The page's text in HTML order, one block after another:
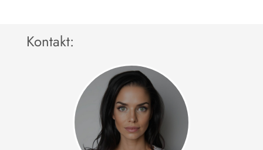
Kontakt: